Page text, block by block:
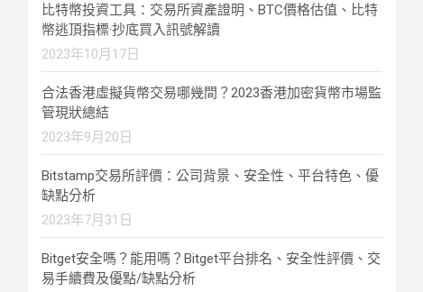
比特幣投資工具：交易所資產證明、BTC價格估值、比特
幣逃頂指標·抄底買入訊號解讀
2023年10月17日
合法香港虛擬貨幣交易哪幾間？2023香港加密貨幣市場監
管現狀總結
2023年9月20日
Bitstamp交易所評價：公司背景、安全性、平台特色、優
缺點分析
2023年7月31日
Bitget安全嗎？能用嗎？Bitget平台排名、安全性評價、交
易手續費及優點/缺點分析